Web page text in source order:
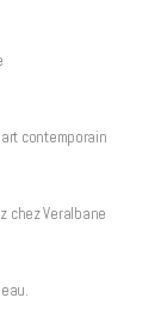
contemporain
chez Veralbane